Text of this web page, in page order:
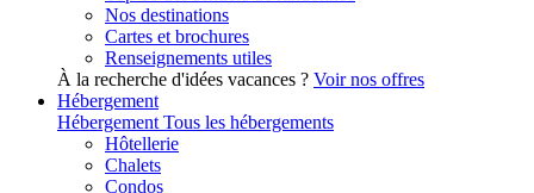
Nos destinations
Cartes et brochures
Renseignements utiles
À la recherche d'idées vacances ? Voir nos offres
Hébergement
Hébergement Tous les hébergements
Hôtellerie
Chalets
Condos